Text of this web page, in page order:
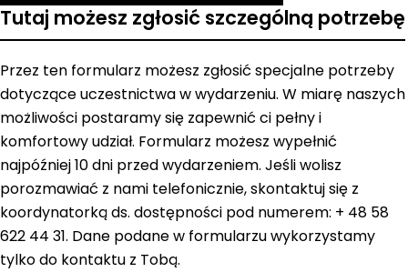
Tutaj możesz zgłosić szczególną potrzebę
Przez ten formularz możesz zgłosić specjalne potrzeby
dotyczące uczestnictwa w wydarzeniu. W miarę naszych
możliwości postaramy się zapewnić ci pełny i
komfortowy udział. Formularz możesz wypełnić
najpóźniej 10 dni przed wydarzeniem. Jeśli wolisz
porozmawiać z nami telefonicznie, skontaktuj się z
koordynatorką ds. dostępności pod numerem: + 48 58
622 44 31. Dane podane w formularzu wykorzystamy
tylko do kontaktu z Tobą.